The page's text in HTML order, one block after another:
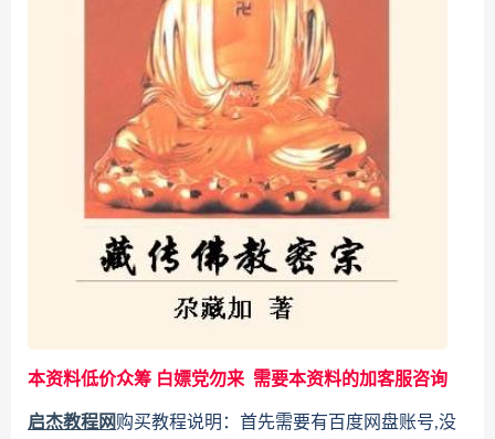
本资料低价众筹 白嫖党勿来 需要本资料的加客服咨询
启杰教程网购买教程说明：首先需要有百度网盘账号,没